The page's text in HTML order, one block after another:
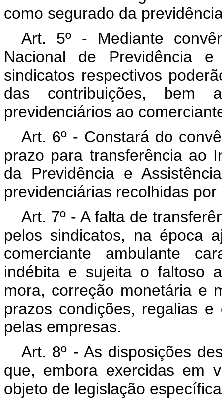
como segurado da
Art. 5º - Mediante
Nacional de Previdência
sindicatos respectivos
das contribuições, bem
previdenciários ao
Art. 6º - Constará do
prazo para transferência ao
da Previdência e
previdenciárias recolhidas
Art. 7º - A falta de
pelos sindicatos, na época
comerciante ambulante
indébita e sujeita o faltoso
mora, correção monetária e
prazos condições, regalias
pelas empresas.
Art. 8º - As disposições
que, embora exercidas em
objeto de legislação